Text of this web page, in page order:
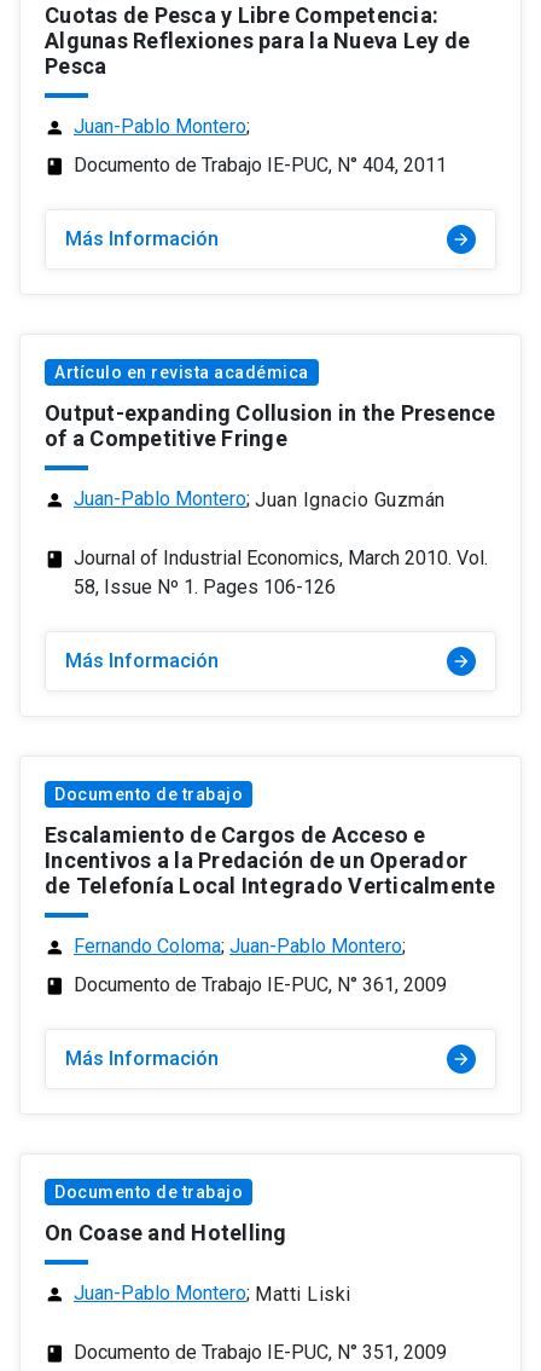
Cuotas de Pesca y Libre Competencia:
Algunas Reflexiones para la Nueva Ley de
Pesca
person Juan-Pablo Montero;
class Documento de Trabajo IE-PUC, N° 404, 2011
Más Información arrow_forward
Artículo en revista académica
Output-expanding Collusion in the Presence
of a Competitive Fringe
person Juan-Pablo Montero; Juan Ignacio Guzmán
class
Journal of Industrial Economics, March 2010. Vol.
58, Issue Nº 1. Pages 106-126
Más Información arrow_forward
Documento de trabajo
Escalamiento de Cargos de Acceso e
Incentivos a la Predación de un Operador
de Telefonía Local Integrado Verticalmente
person Fernando Coloma; Juan-Pablo Montero;
class Documento de Trabajo IE-PUC, N° 361, 2009
Más Información arrow_forward
Documento de trabajo
On Coase and Hotelling
person Juan-Pablo Montero; Matti Liski
class Documento de Trabajo IE-PUC, N° 351, 2009